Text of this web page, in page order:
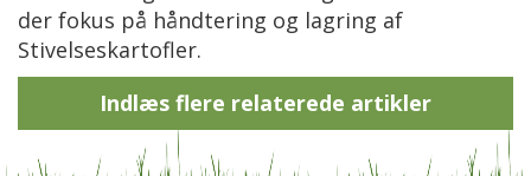
der fokus på håndtering og lagring af
Stivelseskartofler.
Indlæs flere relaterede artikler